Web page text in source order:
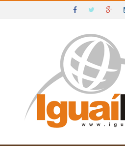
IGUAÍ E SUDOESTE DA BAHIA